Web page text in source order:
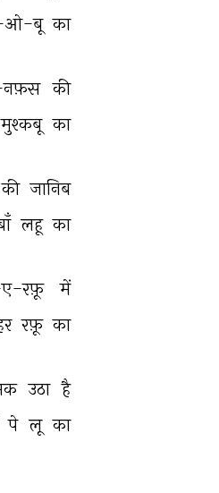
ओ-बू का
नफ़स की
का
की जानिब
लहू का
ए-रफ़ू
में
रफ़ू का
उठा है
पे लू का